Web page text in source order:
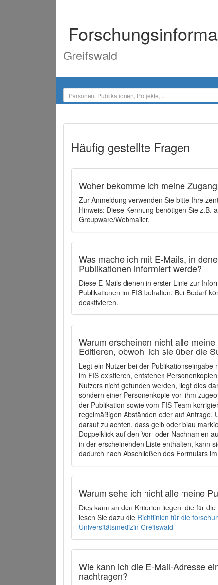
Greifswald
Häufig gestellte Fragen
Woher bekomme ich meine
Zur Anmeldung verwenden Sie bitte Ihre
Hinweis: Diese Kennung benötigen Sie z.B.
Groupware/Webmailer.
Was mache ich mit E-Mails, in
Publikationen informiert werde?
Diese E-Mails dienen in erster Linie zur
Publikationen im FIS behalten. Bei Bedarf
deaktivieren.
Warum erscheinen nicht alle
Editieren, obwohl ich sie über die
Legt ein Nutzer bei der
im FIS existieren, entstehen
Nutzers nicht gefunden werden, liegt dies
sondern einer Personenkopie von ihm
der Publikation sowie vom FIS-Team
regelmäßigen Abständen oder auf Anfrage.
darauf zu achten, dass gelb oder blau
Doppelklick auf den Vor- oder Nachnamen
in der erscheinenden Liste enthalten, kann
dadurch nach Abschließen des Formulars
Warum sehe ich nicht alle meine
Dies kann an den Kriterien liegen, die für
lesen Sie dazu die Richtlinien für die
Universitätsmedizin Greifswald
Wie kann ich die E-Mail-Adresse
nachtragen?